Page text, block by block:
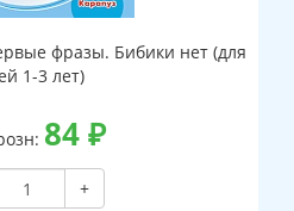
фразы. Бибики нет (для
1-3 лет)
84₽
+